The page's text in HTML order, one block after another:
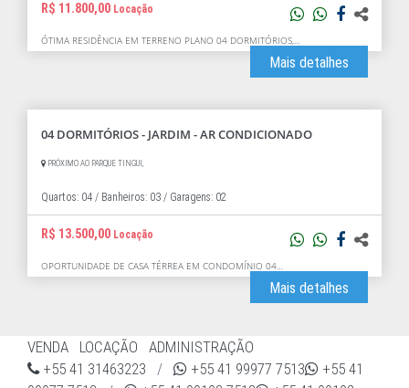
R$ 11.800,00 Locação
ÓTIMA RESIDÊNCIA EM TERRENO PLANO 04 DORMITÓRIOS,…
Mais detalhes
04 DORMITÓRIOS - JARDIM - AR CONDICIONADO
PRÓXIMO AO PARQUE TINGUI,
Quartos: 04 / Banheiros: 03 / Garagens: 02
R$ 13.500,00 Locação
OPORTUNIDADE DE CASA TÉRREA EM CONDOMÍNIO 04…
Mais detalhes
VENDA LOCAÇÃO
ADMINISTRAÇÃO
+55 41 31463223 / +55 41 99977 7513
+55 41